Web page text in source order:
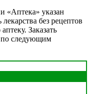
«Аптека» указан
без рецептов
Заказать
по следующим